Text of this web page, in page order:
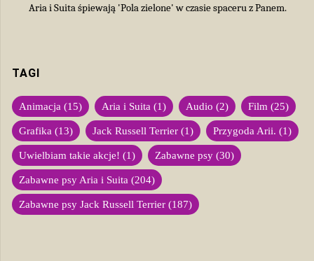
Aria i Suita śpiewają 'Pola zielone' w czasie spaceru z Panem.
TAGI
Animacja (15) Aria i Suita (1) Audio (2) Film (25)
Grafika (13) Jack Russell Terrier (1) Przygoda Arii. (1)
Uwielbiam takie akcje! (1) Zabawne psy (30)
Zabawne psy Aria i Suita (204)
Zabawne psy Jack Russell Terrier (187)